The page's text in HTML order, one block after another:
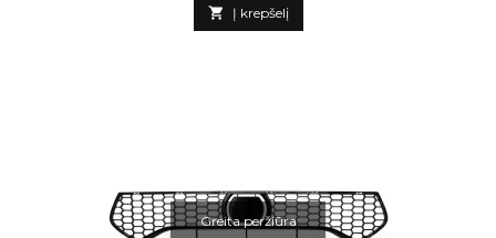
 Į krepšelį
Greita peržiūra